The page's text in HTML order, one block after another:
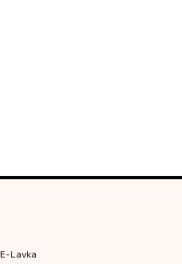
E-Lavka